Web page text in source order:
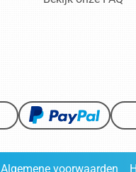
Algemene voorwaarden